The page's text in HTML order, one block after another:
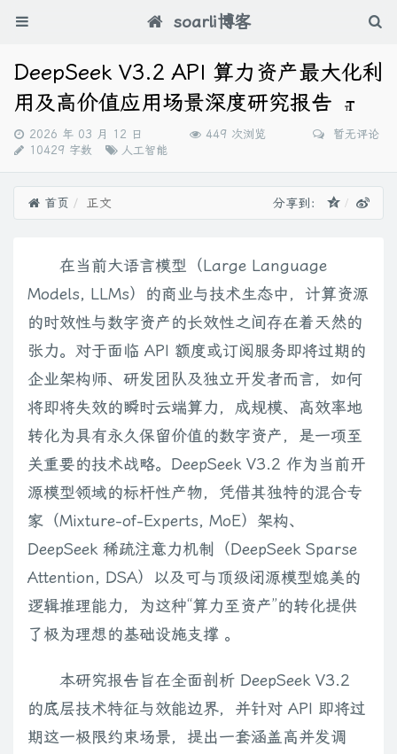
soarli博客
DeepSeek V3.2 API 算力资产最大化利
用及高价值应用场景深度研究报告
发
布
2026 年 03 月 12 日 449 次浏览
暂无评论
10429 字数
分
人工智能
首页 正文 分享到：
在当前大语言模型（Large Language
Models, LLMs）的商业与技术生态中，计算资源
的时效性与数字资产的长效性之间存在着天然的
张力。对于面临 API 额度或订阅服务即将过期的
企业架构师、研发团队及独立开发者而言，如何
将即将失效的瞬时云端算力，成规模、高效率地
转化为具有永久保留价值的数字资产，是一项至
关重要的技术战略。DeepSeek V3.2 作为当前开
源模型领域的标杆性产物，凭借其独特的混合专
家（Mixture-of-Experts, MoE）架构、
DeepSeek 稀疏注意力机制（DeepSeek Sparse
Attention, DSA）以及可与顶级闭源模型媲美的
逻辑推理能力，为这种“算力至资产”的转化提供
了极为理想的基础设施支撑 。
本研究报告旨在全面剖析 DeepSeek V3.2
的底层技术特征与效能边界，并针对 API 即将过
期这一极限约束场景，提出一套涵盖高并发调